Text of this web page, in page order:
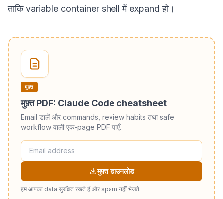
ताकि variable container shell में expand हो।
मुफ़्त
मुफ़्त PDF: Claude Code cheatsheet
Email डालें और commands, review habits तथा safe
workflow वाली एक-page PDF पाएँ.
मुफ़्त डाउनलोड
हम आपका data सुरक्षित रखते हैं और spam नहीं भेजते.